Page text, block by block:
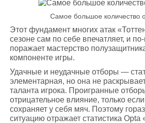
Самое большое количество
Этот фундамент многих атак
сезоне сам по себе впечатляет, и
поражает мастерство
компоненте игры.
Удачные и неудачные отборы —
элементарная, но она не
таланта игрока. Проигранные
отрицательное влияние, только
сохраняет у себя мяч. Поэтому
ситуацию отражает статистика